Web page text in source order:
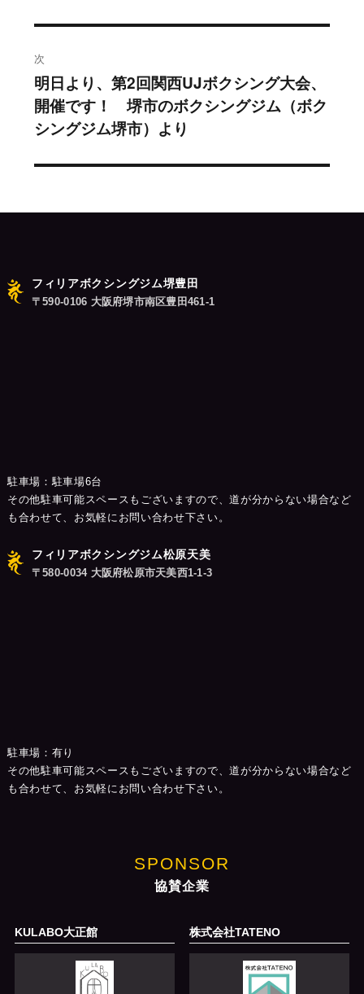
ー
シ
ョ
次
次
の
投
明日より、第2回関西UJボクシング大会、
開催です！ 堺市のボクシングジム（ボク
シングジム堺市）より
フィリアボクシングジム堺豊田
〒590-0106 大阪府堺市南区豊田461-1
駐車場：駐車場6台
その他駐車可能スペースもございますので、道が分からない場合など
も合わせて、お気軽にお問い合わせ下さい。
フィリアボクシングジム松原天美
〒580-0034 大阪府松原市天美西1-1-3
駐車場：有り
その他駐車可能スペースもございますので、道が分からない場合など
も合わせて、お気軽にお問い合わせ下さい。
SPONSOR
協賛企業
KULABO大正館 株式会社TATENO